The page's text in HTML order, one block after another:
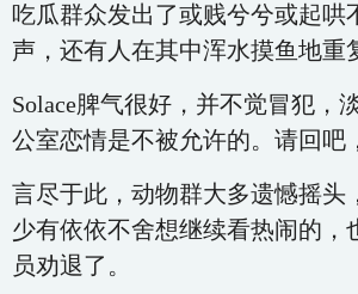
吃瓜群众发出了或贱兮兮或起哄
声，还有人在其中浑水摸鱼地重
Solace脾气很好，并不觉冒犯，
公室恋情是不被允许的。请回吧
言尽于此，动物群大多遗憾摇头
少有依依不舍想继续看热闹的，
员劝退了。